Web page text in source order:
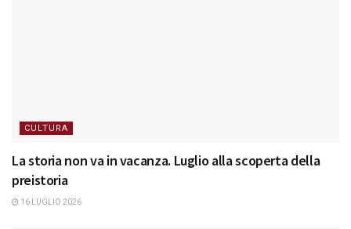
CULTURA
La storia non va in vacanza. Luglio alla scoperta della
preistoria
16 LUGLIO 2026